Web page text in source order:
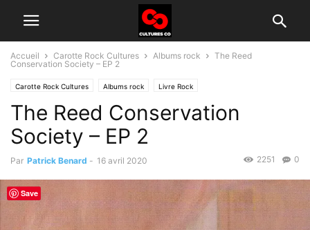
Accueil Carotte Rock Cultures Albums rock
The Reed
Conservation Society – EP 2
Carotte Rock Cultures Albums rock Livre Rock
The Reed Conservation
Society – EP 2
Par Patrick Benard - 16 avril 2020 0
2251
Save